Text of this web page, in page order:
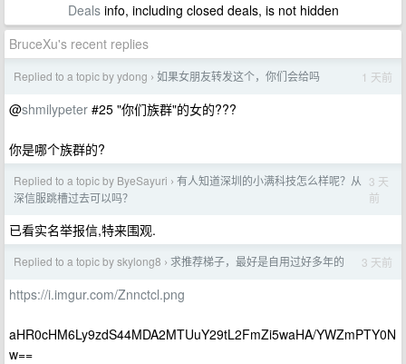
Dealsinfo, including closed deals, is not hidden
BruceXu's recent replies
Replied to a topic by ydong › 如果女朋友转发这个，你们会给吗 1 天前
@shmilypeter #25 "你们族群"的女的???
你是哪个族群的?
Replied to a topic by ByeSayuri › 有人知道深圳的小满科技怎么样呢？从
深信服跳槽过去可以吗？
3 天
前
已看实名举报信,特来围观.
Replied to a topic by skylong8 › 求推荐梯子，最好是自用过好多年的 3 天前
https://i.imgur.com/Znnctcl.png
aHR0cHM6Ly9zdS44MDA2MTUuY29tL2FmZi5waHA/YWZmPTY0N
w==